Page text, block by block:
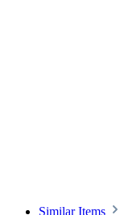
Similar Items